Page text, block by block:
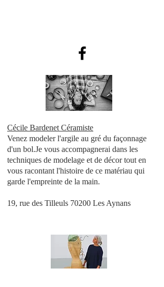
Cécile Bardenet Céramiste
Venez modeler l'argile au gré du façonnage
d'un bol.Je vous accompagnerai dans les
techniques de modelage et de décor tout en
vous racontant l'histoire de ce matériau qui
garde l'empreinte de la main.
19, rue des Tilleuls 70200 Les Aynans